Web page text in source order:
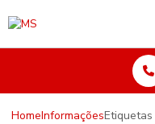
HomeInformações